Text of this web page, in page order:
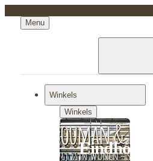
Menu
Winkels
Winkels
Eindhoven